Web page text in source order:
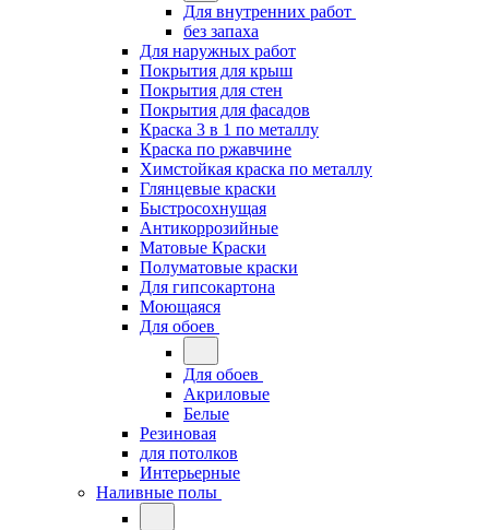
Для внутренних работ
без запаха
Для наружных работ
Покрытия для крыш
Покрытия для стен
Покрытия для фасадов
Краска 3 в 1 по металлу
Краска по ржавчине
Химстойкая краска по металлу
Глянцевые краски
Быстросохнущая
Антикоррозийные
Матовые Краски
Полуматовые краски
Для гипсокартона
Моющаяся
Для обоев
Для обоев
Акриловые
Белые
Резиновая
для потолков
Интерьерные
Наливные полы